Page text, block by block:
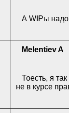
А WIPы надо
Melentiev A
Тоесть, я
не в курсе